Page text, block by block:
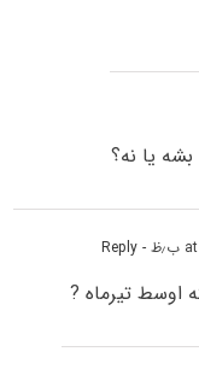
بشه یا نه؟
- Reply
اوسط تیرماه ?